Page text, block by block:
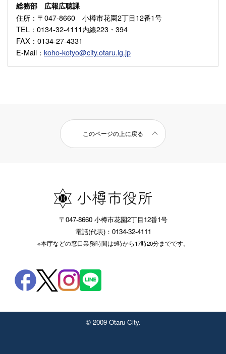
総務部 広報広聴課
住所 ：〒047-8660 小樽市花園2丁目12番1号
TEL ：0134-32-4111内線223・394
FAX ：0134-27-4331
E-Mail ： koho-kotyo@city.otaru.lg.jp
このページの上に戻る
〒047-8660 小樽市花園2丁目12番1号
電話(代表)：0134-32-4111
※本庁などの窓口業務時間は9時から17時20分までです。
© 2009 Otaru City.